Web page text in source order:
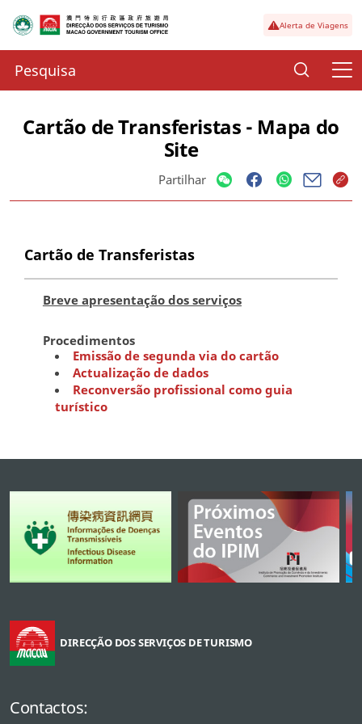
Alerta de Viagens
Cartão de Transferistas - Mapa do
Site
Partilhar
Cartão de Transferistas
Breve apresentação dos serviços
Procedimentos
Emissão de segunda via do cartão
Actualização de dados
Reconversão profissional como guia
turístico
DIRECÇÃO DOS SERVIÇOS DE TURISMO
Contactos: